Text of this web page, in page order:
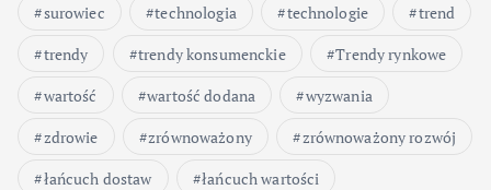
surowiec
technologia technologie
trend
trendy
trendy konsumenckie
Trendy rynkowe
wartość
wartość dodana
wyzwania
zdrowie
zrównoważony
zrównoważony rozwój
łańcuch dostaw
łańcuch wartości